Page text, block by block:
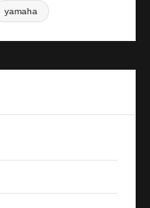
yamaha